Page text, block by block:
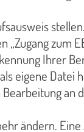
zum
Ihrer
eigene Datei
an
ändern.